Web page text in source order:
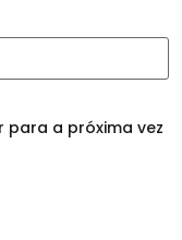
para a próxima vez